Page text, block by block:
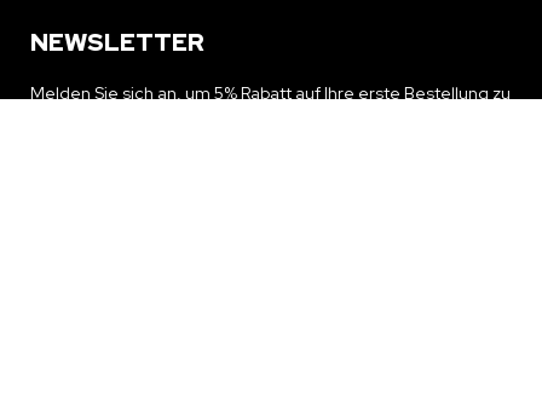
NEWSLETTER
Melden Sie sich an, um 5% Rabatt auf Ihre erste Bestellung zu